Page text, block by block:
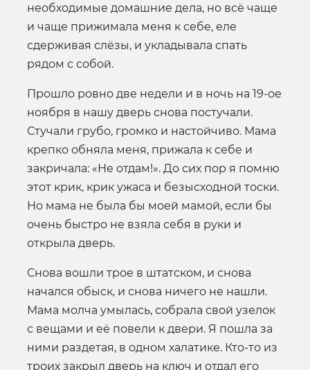
необходимые домашние дела, но всё чаще
и чаще прижимала меня к себе, еле
сдерживая слёзы, и укладывала спать
рядом с собой.
Прошло ровно две недели и в ночь на 19-ое
ноября в нашу дверь снова постучали.
Стучали грубо, громко и настойчиво. Мама
крепко обняла меня, прижала к себе и
закричала: «Не отдам!». До сих пор я помню
этот крик, крик ужаса и безысходной тоски.
Но мама не была бы моей мамой, если бы
очень быстро не взяла себя в руки и
открыла дверь.
Снова вошли трое в штатском, и снова
начался обыск, и снова ничего не нашли.
Мама молча умылась, собрала свой узелок
с вещами и её повели к двери. Я пошла за
ними раздетая, в одном халатике. Кто-то из
троих закрыл дверь на ключ и отдал его